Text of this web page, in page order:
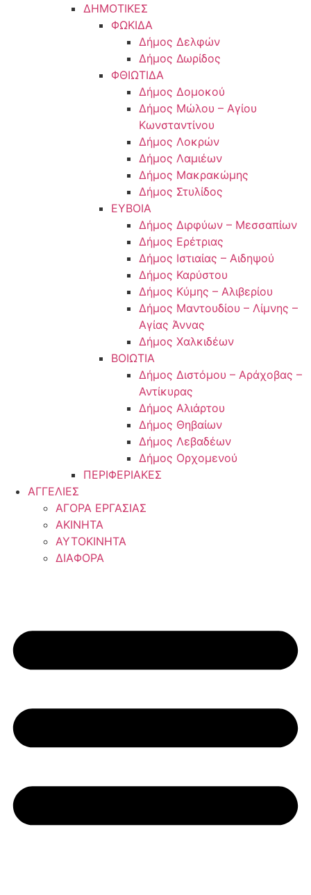
ΔΗΜΟΤΙΚΕΣ
ΦΩΚΙΔΑ
Δήμος Δελφών
Δήμος Δωρίδος
ΦΘΙΩΤΙΔΑ
Δήμος Δομοκού
Δήμος Μώλου – Αγίου
Κωνσταντίνου
Δήμος Λοκρών
Δήμος Λαμιέων
Δήμος Μακρακώμης
Δήμος Στυλίδος
ΕΥΒΟΙΑ
Δήμος Διρφύων – Μεσσαπίων
Δήμος Ερέτριας
Δήμος Ιστιαίας – Αιδηψού
Δήμος Καρύστου
Δήμος Κύμης – Αλιβερίου
Δήμος Μαντουδίου – Λίμνης –
Αγίας Άννας
Δήμος Χαλκιδέων
ΒΟΙΩΤΙΑ
Δήμος Διστόμου – Αράχοβας –
Αντίκυρας
Δήμος Αλιάρτου
Δήμος Θηβαίων
Δήμος Λεβαδέων
Δήμος Ορχομενού
ΠΕΡΙΦΕΡΙΑΚΕΣ
ΑΓΓΕΛΙΕΣ
ΑΓΟΡΑ ΕΡΓΑΣΙΑΣ
ΑΚΙΝΗΤΑ
ΑΥΤΟΚΙΝΗΤΑ
ΔΙΑΦΟΡΑ